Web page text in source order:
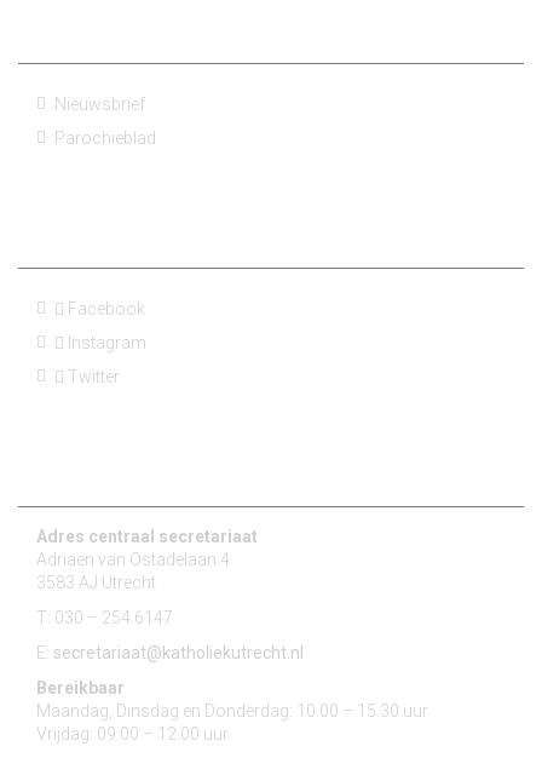
Nieuwsbrief
Parochieblad
Facebook
Instagram
Twitter
Adres centraal secretariaat
Adriaen van Ostadelaan 4
3583 AJ Utrecht
T: 030 – 254 6147
E: secretariaat@katholiekutrecht.nl
Bereikbaar
Maandag, Dinsdag en Donderdag: 10.00 – 15.30 uur
Vrijdag: 09.00 – 12.00 uur